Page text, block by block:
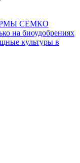
СЕМКО
на биоудобрениях
культуры в